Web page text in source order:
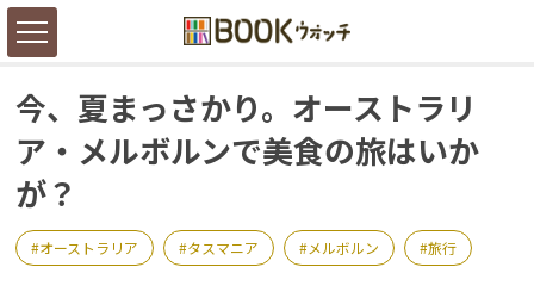
今、夏まっさかり。オーストラリ
ア・メルボルンで美食の旅はいか
が？
オーストラリア タスマニア メルボルン 旅行